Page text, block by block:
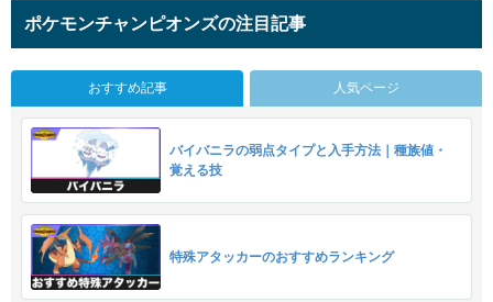
ポケモンチャンピオンズの注目記事
おすすめ記事 人気ページ
バイバニラの弱点タイプと入手方法｜種族値・
覚える技
特殊アタッカーのおすすめランキング